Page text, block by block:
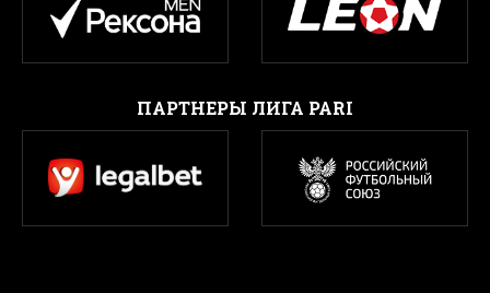
ПАРТНЕРЫ ЛИГА PARI